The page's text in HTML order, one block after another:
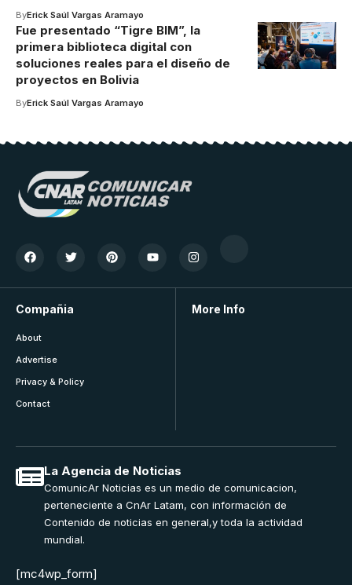
ByErick Saúl Vargas Aramayo
Fue presentado “Tigre BIM”, la
primera biblioteca digital con
soluciones reales para el diseño de
proyectos en Bolivia
ByErick Saúl Vargas Aramayo
Compañia
About
Advertise
Privacy & Policy
Contact
More Info
La Agencia de Noticias
ComunicAr Noticias es un medio de comunicacion,
perteneciente a CnAr Latam, con información de
Contenido de noticias en general,y toda la actividad
mundial.
[mc4wp_form]